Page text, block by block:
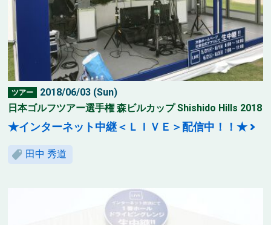
ツアー
2018/06/03 (Sun)
日本ゴルフツアー選手権 森ビルカップ Shishido Hills 2018
★インターネット中継＜ＬＩＶＥ＞配信中！！★
田中 秀道